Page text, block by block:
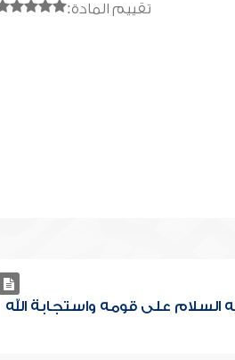
تقييم المادة:
السلام على قومه واستجابة الله